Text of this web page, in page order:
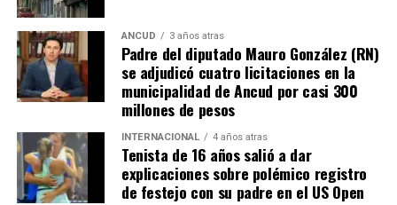
escenario genera incertidumbre y podría traducirse en
la paralización de iniciativas prioritarias para el
desarrollo local.
“Seguimos trabajando con esperanza, pero sin
, concluyó el alcalde de Quemchi, reflejando el
sentimiento generalizado entre los ediles de Chiloé ante
la disminución de recursos provenientes de la Subdere.
ANCUD 3 años atras
Padre del diputado Mauro González (RN)
se adjudicó cuatro licitaciones en la
municipalidad de Ancud por casi 300
millones de pesos
INTERNACIONAL 4 años atras
Tenista de 16 años salió a dar
explicaciones sobre polémico registro
de festejo con su padre en el US Open